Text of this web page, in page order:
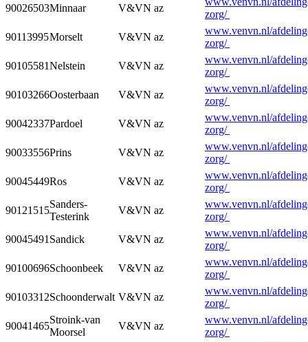
90026503Minnaar V&VN az
zorg/
90113995Morselt V&VN az
www.venvn.nl/
zorg/
90105581Nelstein V&VN az
www.venvn.nl/
zorg/
90103266Oosterbaan V&VN az
www.venvn.nl/
zorg/
90042337Pardoel V&VN az
www.venvn.nl/
zorg/
90033556Prins V&VN az
www.venvn.nl/
zorg/
90045449Ros V&VN az
www.venvn.nl/
zorg/
90121515
Sanders-
Testerink
V&VN az
www.venvn.nl/
zorg/
90045491Sandick V&VN az
www.venvn.nl/
zorg/
90100696Schoonbeek V&VN az
www.venvn.nl/
zorg/
90103312Schoonderwalt V&VN az
www.venvn.nl/
zorg/
90041465
Stroink-van
Moorsel
V&VN az
www.venvn.nl/
zorg/